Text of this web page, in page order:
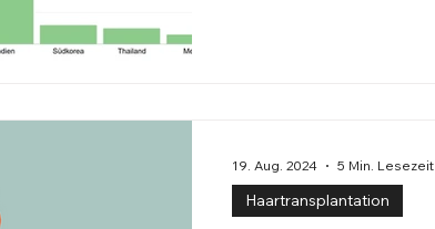
Haartransplantation
19. Aug. 2024 5 Min. Lesezeit